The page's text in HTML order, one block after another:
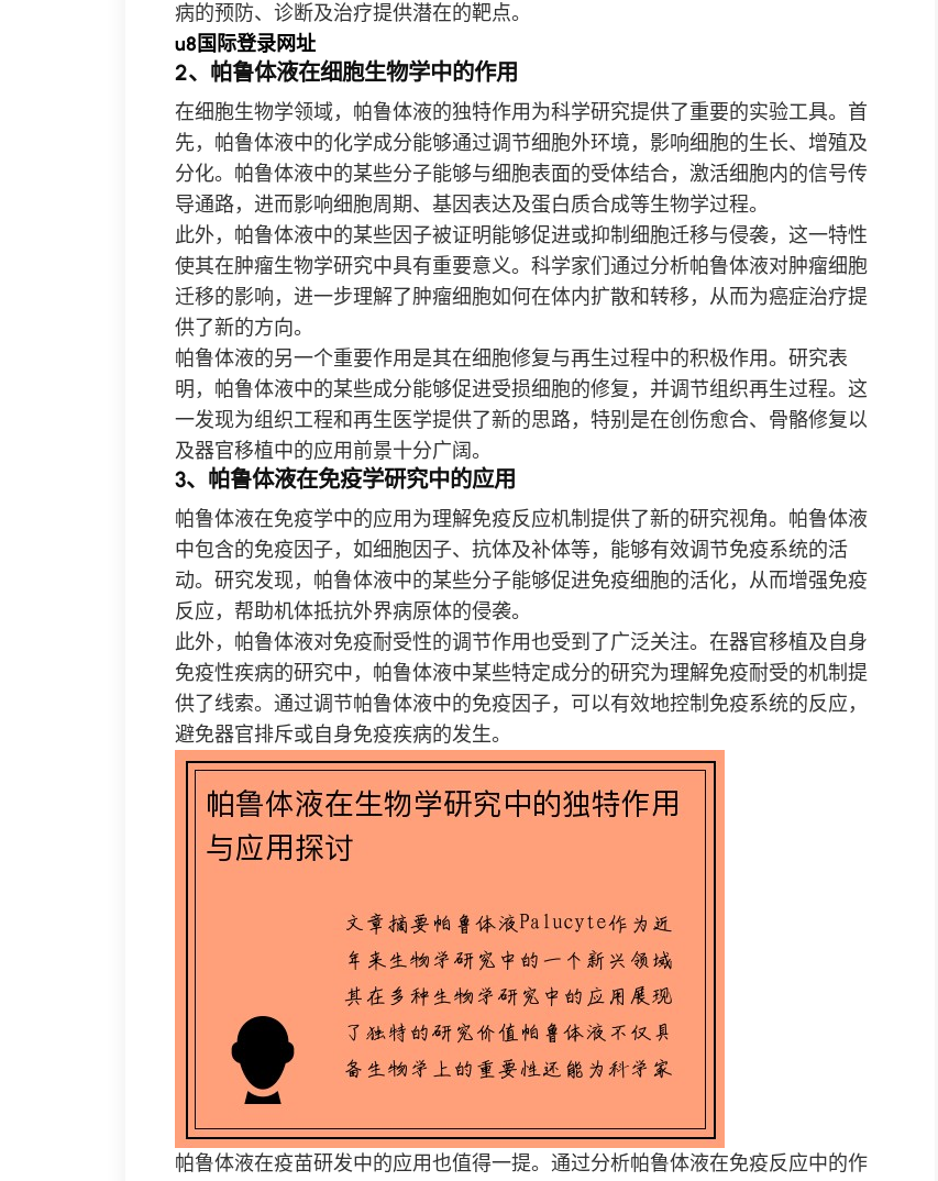
病的预防、诊断及治疗提供潜在的靶点。
u8国际登录网址
2、帕鲁体液在细胞生物学中的作用
在细胞生物学领域，帕鲁体液的独特作用为科学研究提供了重要的实验工具。首
先，帕鲁体液中的化学成分能够通过调节细胞外环境，影响细胞的生长、增殖及
分化。帕鲁体液中的某些分子能够与细胞表面的受体结合，激活细胞内的信号传
导通路，进而影响细胞周期、基因表达及蛋白质合成等生物学过程。
此外，帕鲁体液中的某些因子被证明能够促进或抑制细胞迁移与侵袭，这一特性
使其在肿瘤生物学研究中具有重要意义。科学家们通过分析帕鲁体液对肿瘤细胞
迁移的影响，进一步理解了肿瘤细胞如何在体内扩散和转移，从而为癌症治疗提
供了新的方向。
帕鲁体液的另一个重要作用是其在细胞修复与再生过程中的积极作用。研究表
明，帕鲁体液中的某些成分能够促进受损细胞的修复，并调节组织再生过程。这
一发现为组织工程和再生医学提供了新的思路，特别是在创伤愈合、骨骼修复以
及器官移植中的应用前景十分广阔。
3、帕鲁体液在免疫学研究中的应用
帕鲁体液在免疫学中的应用为理解免疫反应机制提供了新的研究视角。帕鲁体液
中包含的免疫因子，如细胞因子、抗体及补体等，能够有效调节免疫系统的活
动。研究发现，帕鲁体液中的某些分子能够促进免疫细胞的活化，从而增强免疫
反应，帮助机体抵抗外界病原体的侵袭。
此外，帕鲁体液对免疫耐受性的调节作用也受到了广泛关注。在器官移植及自身
免疫性疾病的研究中，帕鲁体液中某些特定成分的研究为理解免疫耐受的机制提
供了线索。通过调节帕鲁体液中的免疫因子，可以有效地控制免疫系统的反应，
避免器官排斥或自身免疫疾病的发生。
帕鲁体液在疫苗研发中的应用也值得一提。通过分析帕鲁体液在免疫反应中的作